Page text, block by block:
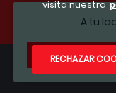
A tu
Condiciones
visita nuestra
RECHAZAR